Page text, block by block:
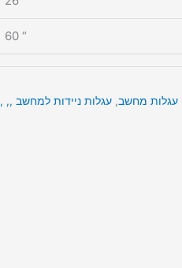
60 “
עגלות מחשב, עגלות ניידות למחשב ,, ,